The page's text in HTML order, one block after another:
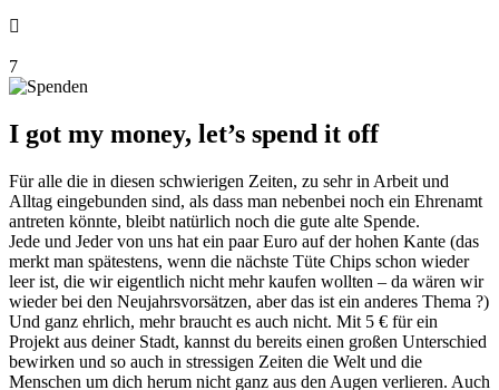
7
I got my money, let’s spend it off
Für alle die in diesen schwierigen Zeiten, zu sehr in Arbeit und
Alltag eingebunden sind, als dass man nebenbei noch ein Ehrenamt
antreten könnte, bleibt natürlich noch die gute alte Spende.
Jede und Jeder von uns hat ein paar Euro auf der hohen Kante (das
merkt man spätestens, wenn die nächste Tüte Chips schon wieder
leer ist, die wir eigentlich nicht mehr kaufen wollten – da wären wir
wieder bei den Neujahrsvorsätzen, aber das ist ein anderes Thema ?)
Und ganz ehrlich, mehr braucht es auch nicht. Mit 5 € für ein
Projekt aus deiner Stadt, kannst du bereits einen großen Unterschied
bewirken und so auch in stressigen Zeiten die Welt und die
Menschen um dich herum nicht ganz aus den Augen verlieren. Auch